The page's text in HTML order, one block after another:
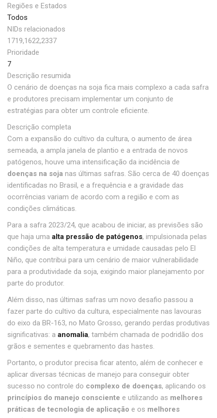
Regiões e Estados
Todos
NIDs relacionados
1719,1622,2337
Prioridade
7
Descrição resumida
O cenário de doenças na soja fica mais complexo a cada safra
e produtores precisam implementar um conjunto de
estratégias para obter um controle eficiente.
Descrição completa
Com a expansão do cultivo da cultura, o aumento de área
semeada, a ampla janela de plantio e a entrada de novos
patógenos, houve uma intensificação da incidência de
doenças na soja nas últimas safras. São cerca de 40 doenças
identificadas no Brasil, e a frequência e a gravidade das
ocorrências variam de acordo com a região e com as
condições climáticas.
Para a safra 2023/24, que acabou de iniciar, as previsões são
que haja uma alta pressão de patógenos, impulsionada pelas
condições de alta temperatura e umidade causadas pelo El
Niño, que contribui para um cenário de maior vulnerabilidade
para a produtividade da soja, exigindo maior planejamento por
parte do produtor.
Além disso, nas últimas safras um novo desafio passou a
fazer parte do cultivo da cultura, especialmente nas lavouras
do eixo da BR-163, no Mato Grosso, gerando perdas produtivas
significativas: a anomalia, também chamada de podridão dos
grãos e sementes e quebramento das hastes.
Portanto, o produtor precisa ficar atento, além de conhecer e
aplicar diversas técnicas de manejo para conseguir obter
sucesso no controle do complexo de doenças, aplicando os
princípios do manejo consciente e utilizando as melhores
práticas de tecnologia de aplicação e os melhores